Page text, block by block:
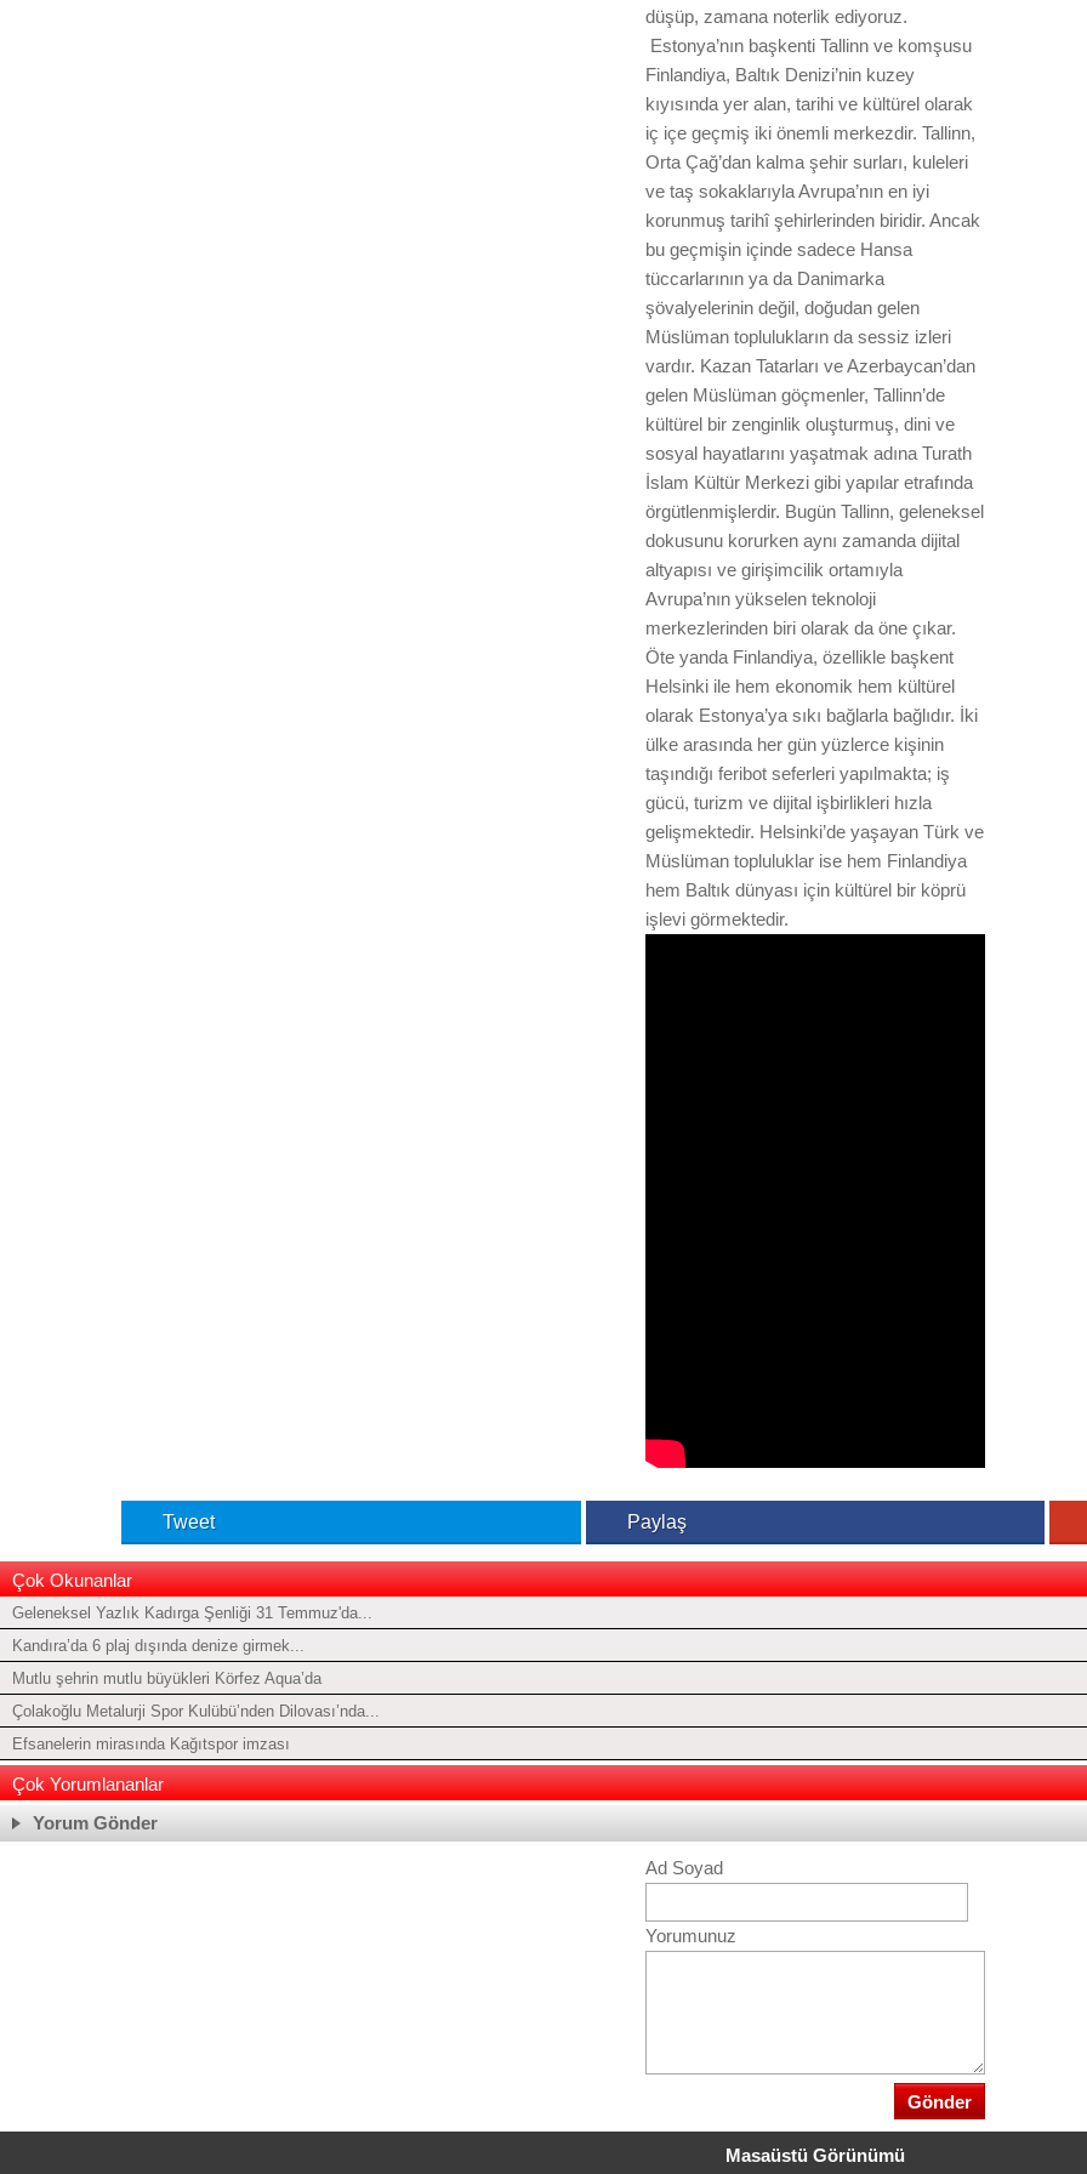
düşüp, zamana noterlik ediyoruz.
Estonya’nın başkenti Tallinn ve komşusu
Finlandiya, Baltık Denizi’nin kuzey
kıyısında yer alan, tarihi ve kültürel olarak
iç içe geçmiş iki önemli merkezdir. Tallinn,
Orta Çağ’dan kalma şehir surları, kuleleri
ve taş sokaklarıyla Avrupa’nın en iyi
korunmuş tarihî şehirlerinden biridir. Ancak
bu geçmişin içinde sadece Hansa
tüccarlarının ya da Danimarka
şövalyelerinin değil, doğudan gelen
Müslüman toplulukların da sessiz izleri
vardır. Kazan Tatarları ve Azerbaycan’dan
gelen Müslüman göçmenler, Tallinn’de
kültürel bir zenginlik oluşturmuş, dini ve
sosyal hayatlarını yaşatmak adına Turath
İslam Kültür Merkezi gibi yapılar etrafında
örgütlenmişlerdir. Bugün Tallinn, geleneksel
dokusunu korurken aynı zamanda dijital
altyapısı ve girişimcilik ortamıyla
Avrupa’nın yükselen teknoloji
merkezlerinden biri olarak da öne çıkar.
Öte yanda Finlandiya, özellikle başkent
Helsinki ile hem ekonomik hem kültürel
olarak Estonya’ya sıkı bağlarla bağlıdır. İki
ülke arasında her gün yüzlerce kişinin
taşındığı feribot seferleri yapılmakta; iş
gücü, turizm ve dijital işbirlikleri hızla
gelişmektedir. Helsinki’de yaşayan Türk ve
Müslüman topluluklar ise hem Finlandiya
hem Baltık dünyası için kültürel bir köprü
işlevi görmektedir.
Tweet Paylaş
Çok Okunanlar
Geleneksel Yazlık Kadırga Şenliği 31 Temmuz'da...
Kandıra’da 6 plaj dışında denize girmek...
Mutlu şehrin mutlu büyükleri Körfez Aqua’da
Çolakoğlu Metalurji Spor Kulübü’nden Dilovası’nda...
Efsanelerin mirasında Kağıtspor imzası
Çok Yorumlananlar
Yorum Gönder
Ad Soyad
Yorumunuz
Masaüstü Görünümü